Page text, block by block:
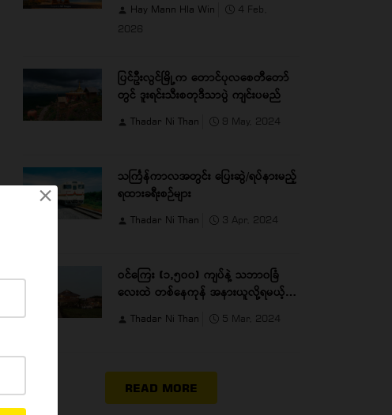
×
Hay Mann Hla Win
4 Feb,
2026
ပြင်ဦးလွင်မြို့က တောင်ပုလစေတီတော်
တွင် ဒူးရင်းသီးစတုဒီသာပွဲ ကျင်းပမည်
Thadar Ni Than 9 May, 2024
သင်္ကြန်ကာလအတွင်း ပြေးဆွဲ/ရပ်နားမည့်
ရထားခရီးစဉ်များ
Thadar Ni Than 3 Apr, 2024
ဝင်ကြေး (၁,၅၀၀) ကျပ်နဲ့ သဘာ၀ခြံ
လေးထဲ တစ်နေကုန် အနားယူလို့ရမယ့်
Thadar Ni Than 5 Mar, 2024
READ MORE